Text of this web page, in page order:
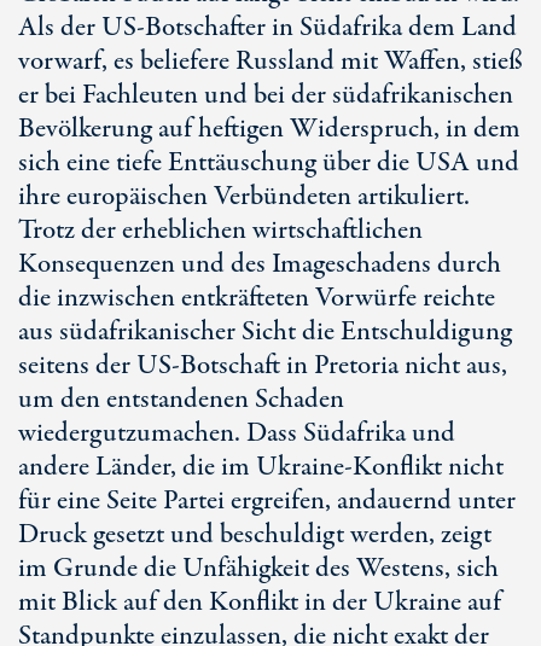
Als derUS-Botschafterin Südafrika dem Land
vorwarf, es beliefere Russland mit Waffen, stieß
er bei Fachleuten und bei der südafrikanischen
Bevölkerung auf heftigen Widerspruch, in dem
sich eine tiefe Enttäuschung über die USA und
ihre europäischen Verbündeten artikuliert.
Trotz der erheblichen wirtschaftlichen
Konsequenzen und des Imageschadens durch
die inzwischen entkräfteten Vorwürfe reichte
aus südafrikanischer Sicht die Entschuldigung
seitens derUS-Botschaftin Pretoria nicht aus,
um den entstandenen Schaden
wiedergutzumachen. Dass Südafrika und
andere Länder, die im Ukraine-Konflikt nicht
für eine Seite Partei ergreifen, andauernd unter
Druck gesetzt und beschuldigt werden, zeigt
im Grunde die Unfähigkeit des Westens, sich
mit Blick auf den Konflikt in der Ukraine auf
Standpunkte einzulassen, die nicht exakt der